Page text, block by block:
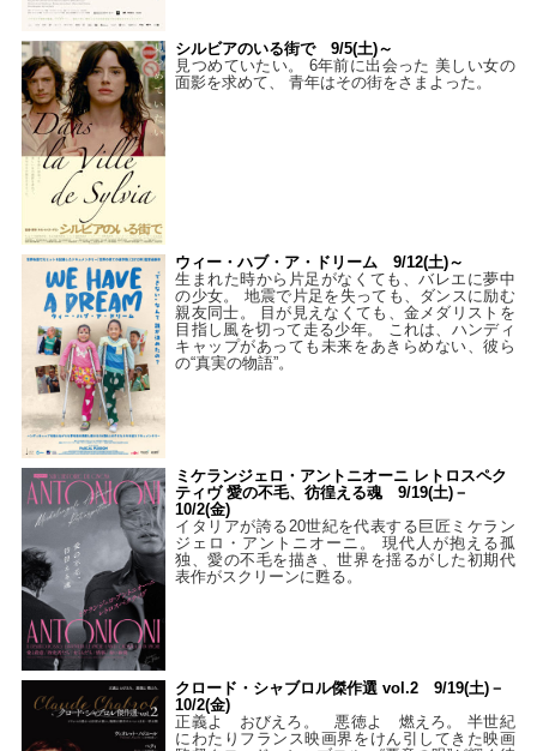
シルビアのいる街で 9/5(土)～
見つめていたい。 6年前に出会った 美しい女の
面影を求めて、 青年はその街をさまよった。
ウィー・ハブ・ア・ドリーム 9/12(土)～
生まれた時から片足がなくても、バレエに夢中
の少女。 地震で片足を失っても、ダンスに励む
親友同士。 目が見えなくても、金メダリストを
目指し風を切って走る少年。 これは、ハンディ
キャップがあっても未来をあきらめない、彼ら
の“真実の物語”。
ミケランジェロ・アントニオーニ レトロスペク
ティヴ 愛の不毛、彷徨える魂 9/19(土)－
10/2(金)
イタリアが誇る20世紀を代表する巨匠ミケラン
ジェロ・アントニオーニ。 現代人が抱える孤
独、愛の不毛を描き、世界を揺るがした初期代
表作がスクリーンに甦る。
クロード・シャブロル傑作選 vol.2 9/19(土)－
10/2(金)
正義よ おびえろ。 悪徳よ 燃えろ。 半世紀
にわたりフランス映画界をけん引してきた映画